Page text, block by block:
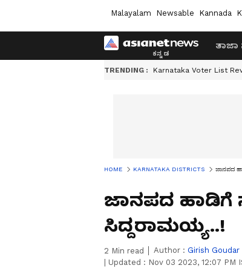
Malayalam Newsable Kannada
ತಾಜಾ
TRENDING : Karnataka Voter List
HOME KARNATAKA DISTRICTS ಜಾನಪದ
ಜಾನಪದ ಹಾಡಿಗೆ
ಸಿದ್ದರಾಮಯ್ಯ..!
2 Min read Author : Girish Goudar
Updated : Nov 03 2023, 12:07 PM